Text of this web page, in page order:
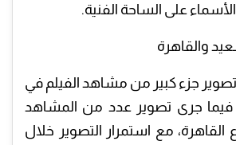
على الساحة الفنية.
والقاهرة
جزء كبير من مشاهد الفيلم في
فيما جرى تصوير عدد من المشاهد
مع استمرار التصوير خلال